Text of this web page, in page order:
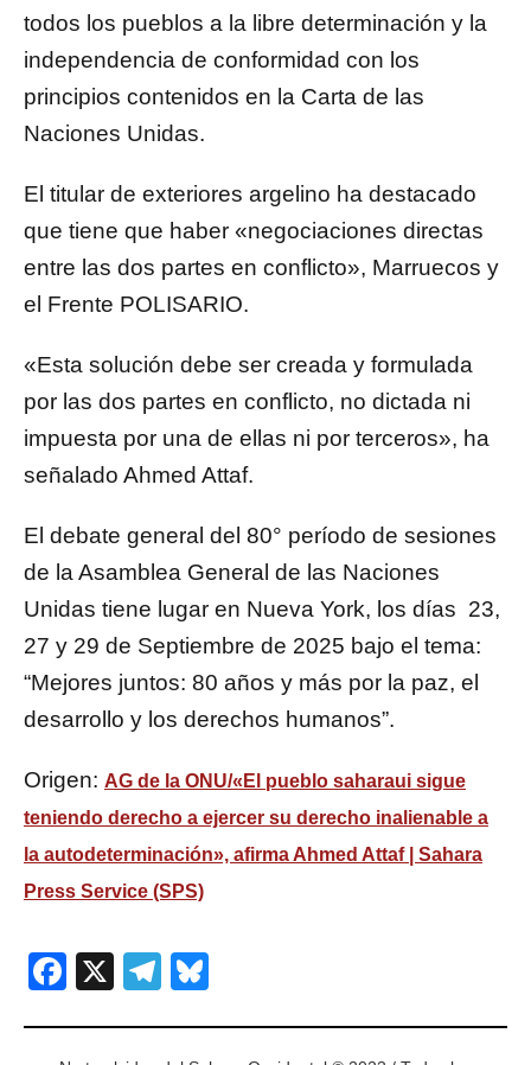
todos los pueblos a la libre determinación y la
independencia de conformidad con los
principios contenidos en la Carta de las
Naciones Unidas.
El titular de exteriores argelino ha destacado
que tiene que haber «negociaciones directas
entre las dos partes en conflicto», Marruecos y
el Frente POLISARIO.
«Esta solución debe ser creada y formulada
por las dos partes en conflicto, no dictada ni
impuesta por una de ellas ni por terceros», ha
señalado Ahmed Attaf.
El debate general del 80° período de sesiones
de la Asamblea General de las Naciones
Unidas tiene lugar en Nueva York, los días 23,
27 y 29 de Septiembre de 2025 bajo el tema:
“Mejores juntos: 80 años y más por la paz, el
desarrollo y los derechos humanos”.
Origen: AG de la ONU/«El pueblo saharaui sigue
teniendo derecho a ejercer su derecho inalienable a
la autodeterminación», afirma Ahmed Attaf | Sahara
Press Service (SPS)
Facebook
X Telegram